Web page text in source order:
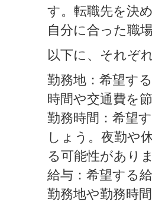
す。転職先を決
自分に合った職
以下に、それぞ
勤務地：希望す
時間や交通費を
勤務時間：希望
しょう。夜勤や
る可能性がありま
給与：希望する
勤務地や勤務時